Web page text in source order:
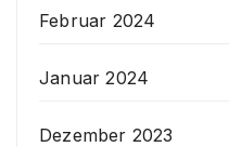
Februar 2024
Januar 2024
Dezember 2023